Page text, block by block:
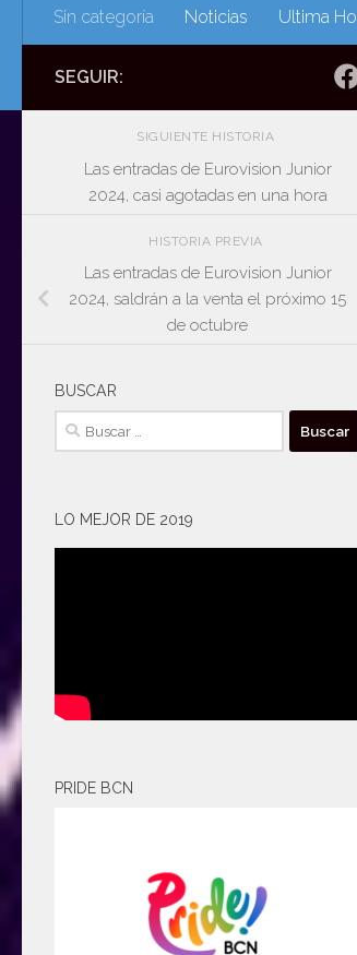
Sin categoría Noticias Ultima
SEGUIR:
SIGUIENTE HISTORIA
Las entradas de Eurovision Junior
2024, casi agotadas en una hora
HISTORIA PREVIA
Las entradas de Eurovision Junior
2024, saldrán a la venta el próximo 15
de octubre
BUSCAR
Buscar:
LO MEJOR DE 2019
PRIDE BCN